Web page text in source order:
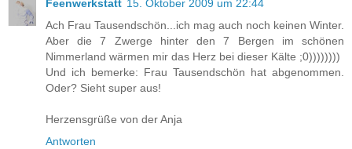
Feenwerkstatt 15. Oktober 2009 um 22:44
Ach Frau Tausendschön...ich mag auch noch keinen Winter.
Aber die 7 Zwerge hinter den 7 Bergen im schönen
Nimmerland wärmen mir das Herz bei dieser Kälte ;0))))))))
Und ich bemerke: Frau Tausendschön hat abgenommen.
Oder? Sieht super aus!
Herzensgrüße von der Anja
Antworten